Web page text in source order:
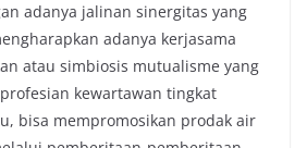
adanya jalinan sinergitas yang
adanya kerjasama
atau simbiosis mutualisme yang
kewartawan tingkat
bisa mempromosikan prodak air